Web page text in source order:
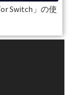
Switch」の使